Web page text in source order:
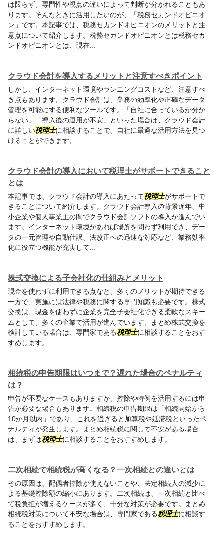
は限らず、専門性や視点の違いによって判断が分かれることもあ
ります。そんなときに活用したいのが、「税務セカンドオピニオ
ン」です。本記事では、税務セカンドオピニオンのメリットと注
意点について紹介します。税務セカンドオピニオンとは税務セカ
ンドオピニオンとは、現在...
クラウド会計を導入するメリットと注意すべきポイント
しかし、インターネット環境やランニングコストなど、注意すべ
き点もあります。クラウド会計は、業務の効率化や正確なデータ
管理を可能にする便利なツールです。「自社に合っているか分か
らない」「導入後の運用が不安」といった場合は、クラウド会計
に詳しい税理士に相談することで、自社に最適な活用方法を見つ
けることができます。
クラウド会計の導入において税理士がサポートできること
とは
本記事では、クラウド会計の導入にあたって税理士がサポートで
きることについて紹介します。クラウド会計導入の背景近年、中
小企業や個人事業主の間でクラウド会計ソフトの導入が進んでい
ます。インターネット環境があれば場所を問わず利用でき、デー
タの一元管理や自動仕訳、法改正への迅速な対応など、業務効率
化に役立つ機能が充実して...
株式交換による子会社化の仕組みとメリット
現金を使わずに利用できる点など、多くのメリットが期待できる
一方で、実施には法律や税務に関する専門知識も必要です。株式
交換は、現金を使わずに企業を完全子会社化できる柔軟なスキー
ムとして、多くの企業で活用が進んでいます。まとめ株式交換を
検討している場合は、専門家である税理士に相談することをおす
すめします。
相続税の申告期限はいつまで？遅れた場合のペナルティ
は？
申告が不要なケースもありますが、控除や特例を活用するには申
告が必要な場合もあります。相続税の申告期限は「相続開始から
10か月以内」であり、これを過ぎると加算税や延滞税といったペ
ナルティが発生します。まとめ相続税に関して不安がある場合
は、まずは税理士に相談することをおすすめします。
二次相続で相続税が高くなる？一次相続との違いとは
その原因は、配偶者控除が使えないことや、法定相続人の減少に
よる基礎控除額の縮小にあります。二次相続は、一次相続と比べ
て税負担が増えるケースが多く、十分な対策が必要です。まとめ
相続税対策について不安な場合は、専門家である税理士に相談す
ることをおすすめします。